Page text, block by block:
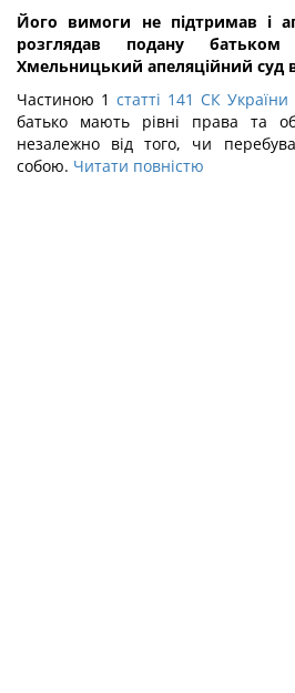
Його вимоги не підтримав і
розглядав подану батьком
Хмельницький апеляційний суд
Частиною 1 статті 141 СК України
батько мають рівні права та
незалежно від того, чи
собою. Читати повністю